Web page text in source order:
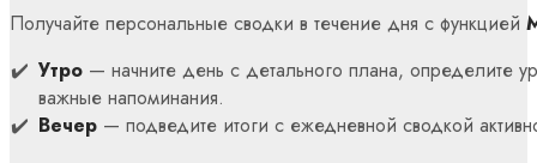
Получайте персональные сводки в течение дня с функцией
Утро — начните день с детального плана, определите
важные напоминания.
Вечер — подведите итоги с ежедневной сводкой